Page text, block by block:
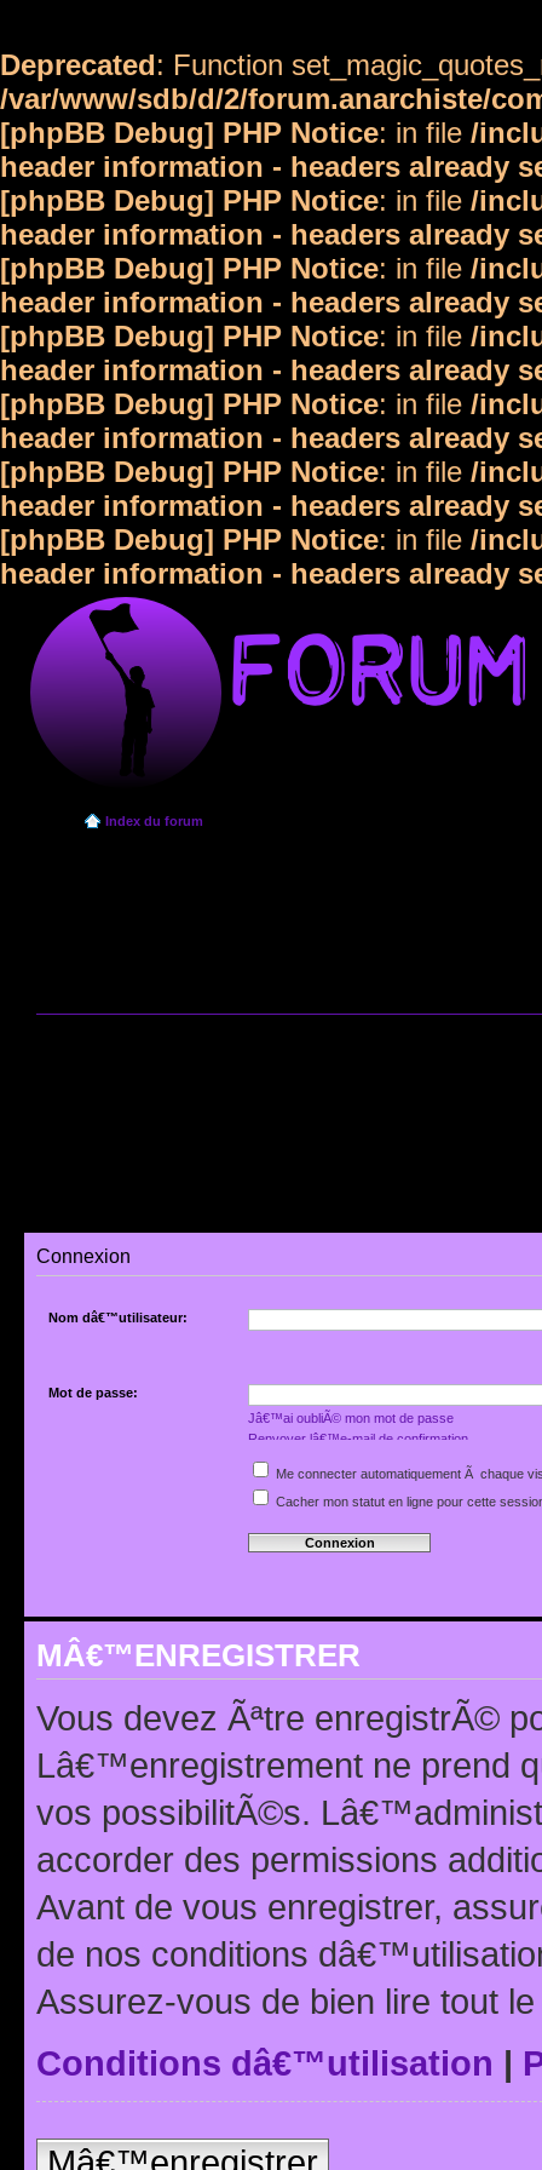
Deprecated: Function
/var/www/sdb/d/2/forum.anarchiste/
[phpBB Debug] PHP Notice: in file /
header information - headers already
[phpBB Debug] PHP Notice: in file /
header information - headers already
[phpBB Debug] PHP Notice: in file /
header information - headers already
[phpBB Debug] PHP Notice: in file /
header information - headers already
[phpBB Debug] PHP Notice: in file /
header information - headers already
[phpBB Debug] PHP Notice: in file /
header information - headers already
[phpBB Debug] PHP Notice: in file /
header information - headers already
Index du forum
Connexion
Nom dâ€™utilisateur:
Mot de passe:
Jâ€™ai oubliÃ© mon mot de passe
Renvoyer lâ€™e-mail de confirmation
Me connecter automatiquement Ã chaque
Cacher mon statut en ligne pour cette
MÂ€™ENREGISTRER
Vous devez Ãªtre enregistrÃ©
Lâ€™enregistrement ne prend
vos possibilitÃ©s.
accorder des permissions
Avant de vous enregistrer,
de nos conditions
Assurez-vous de bien lire tout
Conditions dâ€™utilisation |
Mâ€™enregistrer